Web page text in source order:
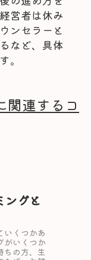
営者は休み
ンセラーと
など、具体
。
関連するコ
ングと
いくつかあ
がいくつか
ちの方、生